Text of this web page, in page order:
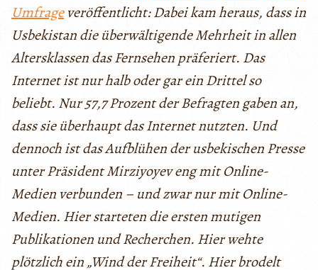
Umfrageveröffentlicht: Dabei kam heraus, dass in
Usbekistan die überwältigende Mehrheit in allen
Altersklassen das Fernsehen präferiert. Das
Internet ist nur halb oder gar ein Drittel so
beliebt. Nur 57,7 Prozent der Befragten gaben an,
dass sie überhaupt das Internet nutzten. Und
dennoch ist das Aufblühen der usbekischen Presse
unter Präsident Mirziyoyev eng mit Online-
Medien verbunden – und zwar nur mit Online-
Medien. Hier starteten die ersten mutigen
Publikationen und Recherchen. Hier wehte
plötzlich ein „Wind der Freiheit“. Hier brodelt